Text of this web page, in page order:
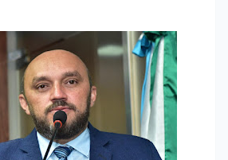
e
r
i
n
k